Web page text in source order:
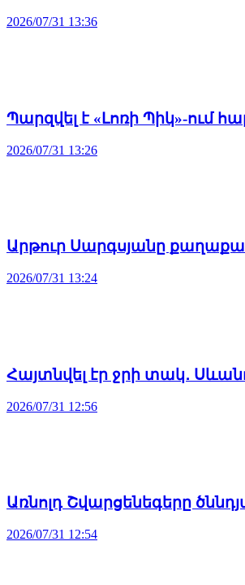
2026/07/31 13:36
Պարզվել է «Լոռի Պիկ»-ում
2026/07/31 13:26
Արթուր Սարգսյանը
2026/07/31 13:24
Հայտնվել էր ջրի տակ․
2026/07/31 12:56
Առնոլդ Շվարցենեգերը
2026/07/31 12:54